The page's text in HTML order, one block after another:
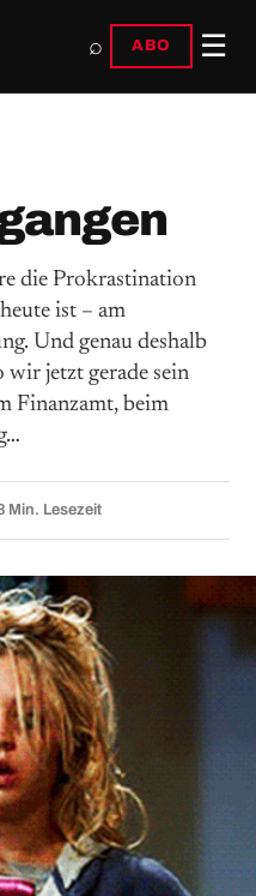
⌕ ABO ☰
die Prokrastination
ist – am
Und genau deshalb
jetzt gerade sein
Finanzamt, beim
Min. Lesezeit